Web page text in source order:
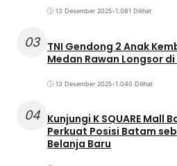
13 Desember 2025•1.081 Dilihat
03 TNI Gendong 2 Anak
Medan Rawan Longsor di
13 Desember 2025•1.040 Dilihat
04 Kunjungi K SQUARE Mall
Perkuat Posisi Batam
Belanja Baru